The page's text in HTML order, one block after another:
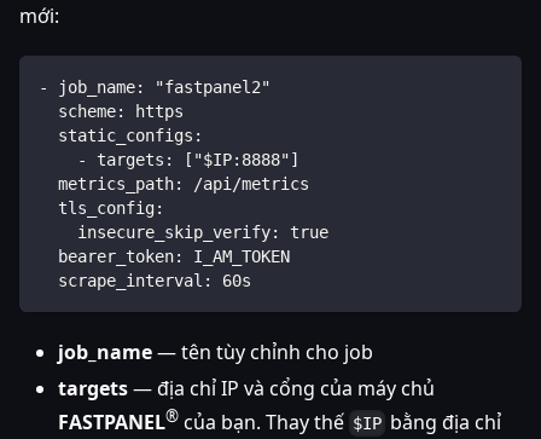
mới:
- job_name: "fastpanel2"
  scheme: https
  static_configs:
    - targets: ["$IP:8888"]
  metrics_path: /api/metrics
  tls_config:
    insecure_skip_verify: true
  bearer_token: I_AM_TOKEN
  scrape_interval: 60s
job_name— tên tùy chỉnh cho job
targets— địa chỉ IP và cổng của máy chủ
FASTPANEL® của bạn. Thay thế $IP bằng địa chỉ